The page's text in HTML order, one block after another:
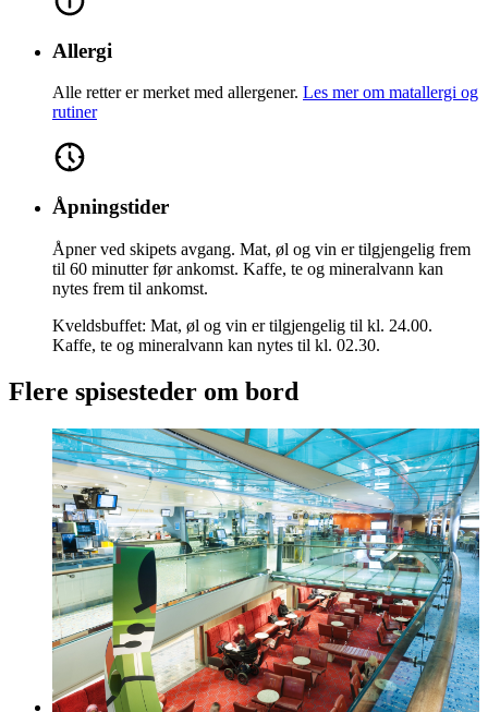
Allergi
Alle retter er merket med allergener. Les mer om matallergi og
rutiner
Åpningstider
Åpner ved skipets avgang. Mat, øl og vin er tilgjengelig frem
til 60 minutter før ankomst. Kaffe, te og mineralvann kan
nytes frem til ankomst.
Kveldsbuffet: Mat, øl og vin er tilgjengelig til kl. 24.00.
Kaffe, te og mineralvann kan nytes til kl. 02.30.
Flere spisesteder om bord